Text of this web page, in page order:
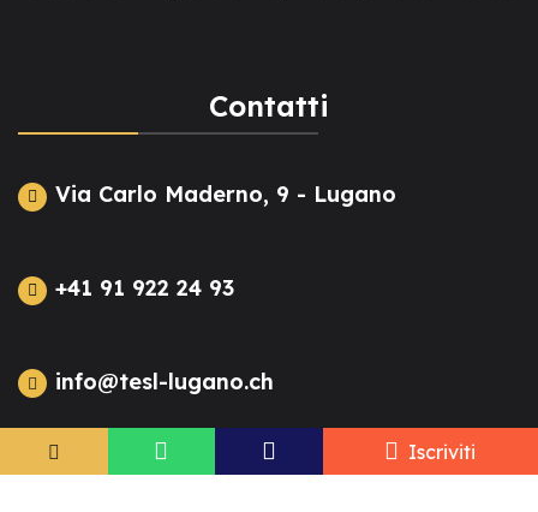
Contatti
Via Carlo Maderno, 9 - Lugano
+41 91 922 24 93
info@tesl-lugano.ch
Lunedì - Venerdì 9:00 - 18:00
Iscriviti